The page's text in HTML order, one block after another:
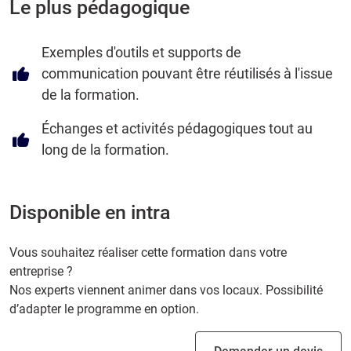
Le plus pédagogique
Exemples d'outils et supports de
communication pouvant être réutilisés à l'issue
de la formation.
Échanges et activités pédagogiques tout au
long de la formation.
Disponible en intra
Vous souhaitez réaliser cette formation dans votre
entreprise ?
Nos experts viennent animer dans vos locaux. Possibilité
d’adapter le programme en option.